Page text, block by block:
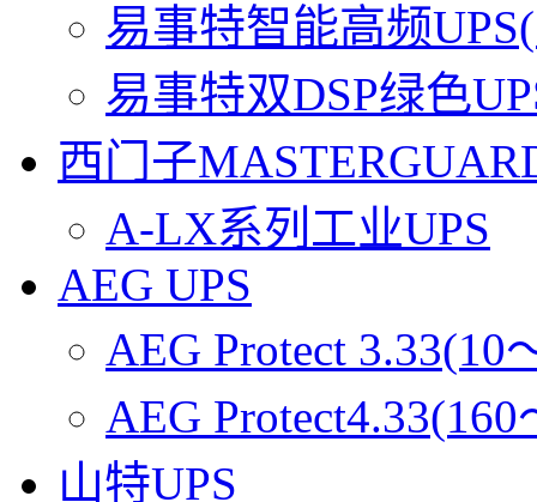
易事特智能高频
易事特双DSP绿色
西门子
A-LX系列工业UPS
AEG UPS
AEG Protect 3.33(10
AEG
山特UPS